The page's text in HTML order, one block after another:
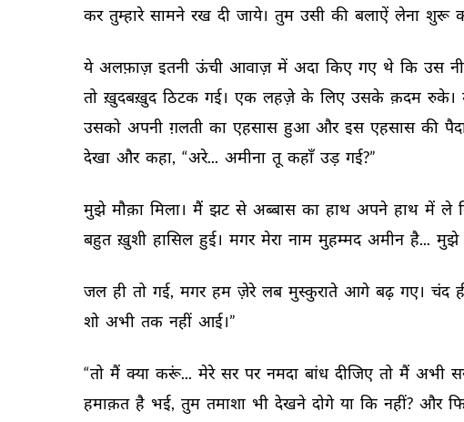
कर तुम्हारे सामने रख दी जाये। तुम उसी की बलाऐं लेना शुरू
ये अलफ़ाज़ इतनी ऊंची आवाज़ में अदा किए गए थे कि उस
तो ख़ुदबख़ुद ठिटक गई। एक लहज़े के लिए उसके क़दम रुके।
उसको अपनी ग़लती का एहसास हुआ और इस एहसास की
देखा और कहा, “अरे... अमीना तू कहाँ उड़ गई?”
मुझे मौक़ा मिला। मैं झट से अब्बास का हाथ अपने हाथ में ले
बहुत ख़ुशी हासिल हुई। मगर मेरा नाम मुहम्मद अमीन है... मुझे
जल ही तो गई, मगर हम ज़ेरे लब मुस्कुराते आगे बढ़ गए। चंद
शो अभी तक नहीं आई।”
“तो मैं क्या करूं... मेरे सर पर नमदा बांध दीजिए तो मैं अभी
हमाक़त है भई, तुम तमाशा भी देखने दोगे या कि नहीं? और